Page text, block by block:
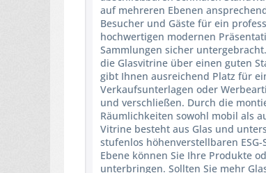
auf mehreren Ebenen
Besucher und Gäste für ein
hochwertigen modernen
Sammlungen sicher
die Glasvitrine über einen guten
gibt Ihnen ausreichend Platz für
Verkaufsunterlagen oder
und verschließen. Durch die
Räumlichkeiten sowohl mobil als
Vitrine besteht aus Glas und
stufenlos höhenverstellbaren
Ebene können Sie Ihre Produkte
unterbringen. Sollten Sie mehr